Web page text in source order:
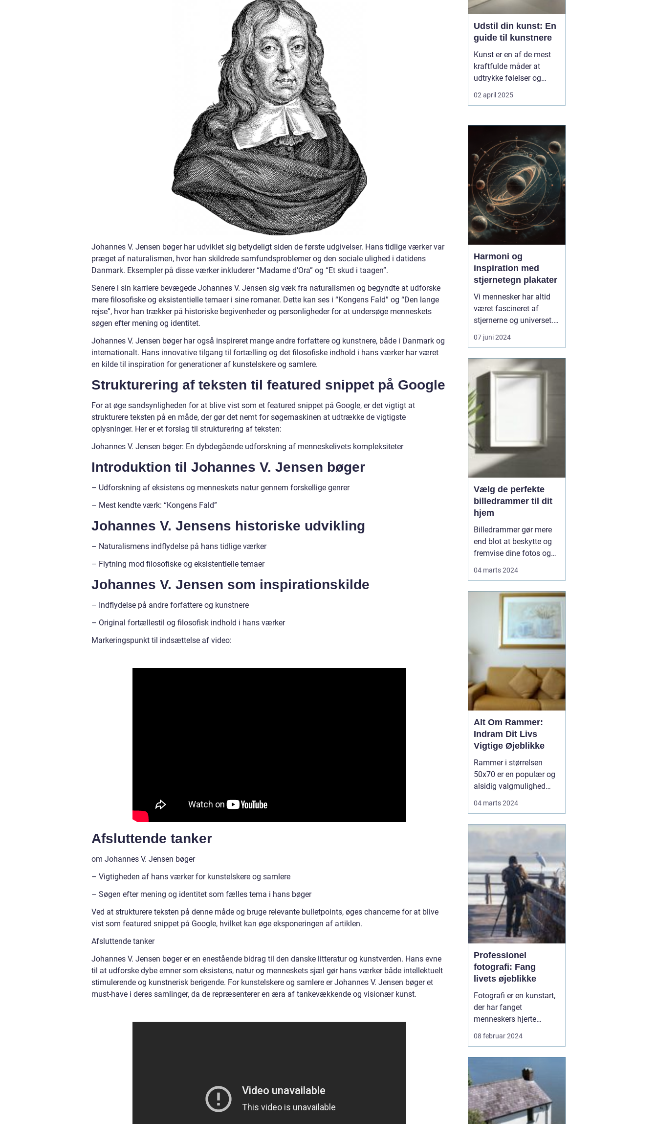
Johannes V. Jensen bøger har udviklet sig betydeligt siden de første udgivelser. Hans tidlige værker var
præget af naturalismen, hvor han skildrede samfundsproblemer og den sociale ulighed i datidens
Danmark. Eksempler på disse værker inkluderer “Madame d’Ora” og “Et skud i taagen”.
Senere i sin karriere bevægede Johannes V. Jensen sig væk fra naturalismen og begyndte at udforske
mere filosofiske og eksistentielle temaer i sine romaner. Dette kan ses i “Kongens Fald” og “Den lange
rejse”, hvor han trækker på historiske begivenheder og personligheder for at undersøge menneskets
søgen efter mening og identitet.
Johannes V. Jensen bøger har også inspireret mange andre forfattere og kunstnere, både i Danmark og
internationalt. Hans innovative tilgang til fortælling og det filosofiske indhold i hans værker har været
en kilde til inspiration for generationer af kunstelskere og samlere.
Strukturering af teksten til featured snippet på Google
For at øge sandsynligheden for at blive vist som et featured snippet på Google, er det vigtigt at
strukturere teksten på en måde, der gør det nemt for søgemaskinen at udtrække de vigtigste
oplysninger. Her er et forslag til strukturering af teksten:
Johannes V. Jensen bøger: En dybdegående udforskning af menneskelivets kompleksiteter
Introduktion til Johannes V. Jensen bøger
– Udforskning af eksistens og menneskets natur gennem forskellige genrer
– Mest kendte værk: “Kongens Fald”
Johannes V. Jensens historiske udvikling
– Naturalismens indflydelse på hans tidlige værker
– Flytning mod filosofiske og eksistentielle temaer
Johannes V. Jensen som inspirationskilde
– Indflydelse på andre forfattere og kunstnere
– Original fortællestil og filosofisk indhold i hans værker
Markeringspunkt til indsættelse af video:
Afsluttende tanker
om Johannes V. Jensen bøger
– Vigtigheden af hans værker for kunstelskere og samlere
– Søgen efter mening og identitet som fælles tema i hans bøger
Ved at strukturere teksten på denne måde og bruge relevante bulletpoints, øges chancerne for at blive
vist som featured snippet på Google, hvilket kan øge eksponeringen af artiklen.
Afsluttende tanker
Johannes V. Jensen bøger er en enestående bidrag til den danske litteratur og kunstverden. Hans evne
til at udforske dybe emner som eksistens, natur og menneskets sjæl gør hans værker både intellektuelt
stimulerende og kunstnerisk berigende. For kunstelskere og samlere er Johannes V. Jensen bøger et
must-have i deres samlinger, da de repræsenterer en æra af tankevækkende og visionær kunst.
Udstil din kunst: En
guide til kunstnere
Kunst er en af de mest
kraftfulde måder at
udtrykke følelser og
tanker på. Mange
kunstnere drømmer om
udstillet, men processen
kan virke uoverskuelig.
Hvordan udstiller man
egentlig sin kunst? ...
02 april 2025
Harmoni og
inspiration med
stjernetegn plakater
Vi mennesker har altid
været fascineret af
stjernerne og universet.
Igennem årtusinder har
astrologi spillet en
kulturer, hvor
himmellegemernes
stillinger har været brugt
til at forudsige skæbner,
personlighedstræk, og
endda inf...
07 juni 2024
Vælg de perfekte
billedrammer til dit
hjem
Billedrammer gør mere
end blot at beskytte og
fremvise dine fotos og
bidrager til at skabe
personlighed i dit hjem.
De rigtige rammer kan
fremhæve farverne i et
04 marts 2024
Alt Om Rammer:
Indram Dit Livs
Vigtige Øjeblikke
Rammer i størrelsen
50x70 er en populær og
alsidig valgmulighed
rammer tilbyder en ideel
både mindre og
mellemstore
kunstværker på en
effektiv måde. Deres
dime...
04 marts 2024
Professionel
fotografi: Fang
livets øjeblikke
Fotografi er en kunstart,
der har fanget
menneskers hjerte
igennem generationer.
dokumentere
virkeligheden på. En
dygtig fotograf har
evnen til at fange et
08 februar 2024